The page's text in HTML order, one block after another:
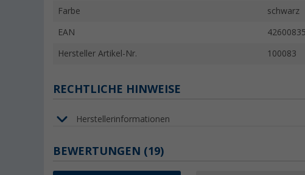
Farbe schwarz
EAN
Hersteller Artikel-Nr. 100083
RECHTLICHE HINWEISE
Herstellerinformationen
BEWERTUNGEN (19)